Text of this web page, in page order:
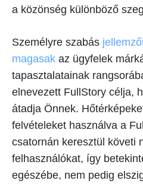
a közönség különböző
Személyre szabás
magasak az ügyfelek
tapasztalatainak
elnevezett FullStory célja,
átadja Önnek.
felvételeket használva a
csatornán keresztül követi
felhasználókat, így
egészébe, nem pedig